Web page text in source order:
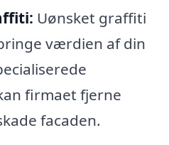
Uønsket graffiti
værdien af din
firmaet fjerne
facaden.